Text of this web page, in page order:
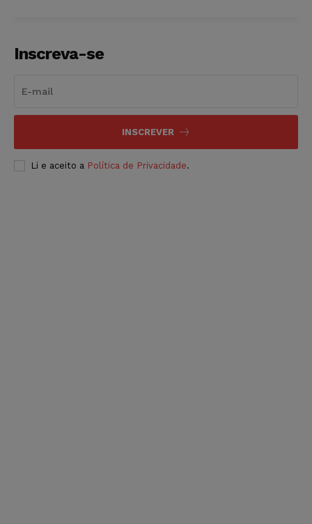
Inscreva-se
INSCREVER
Li e aceito a Política de Privacidade.